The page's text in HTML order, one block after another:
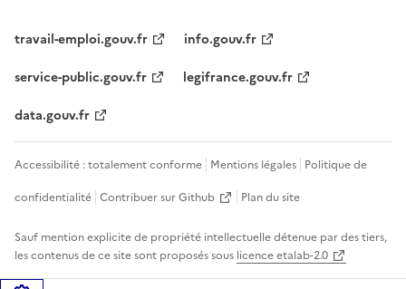
travail-emploi.gouv.fr
info.gouv.fr
service-public.gouv.fr
legifrance.gouv.fr
data.gouv.fr
Accessibilité : totalement conforme Mentions légales Politique de
confidentialité Contribuer sur Github Plan du site
Sauf mention explicite de propriété intellectuelle détenue par des tiers,
les contenus de ce site sont proposés sous licence etalab-2.0